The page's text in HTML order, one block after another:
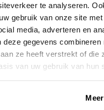
te analyseren.
gebruik van onze site met
media, adverteren en
deze gegevens combineren
ze heeft verstrekt of die
van uw gebruik van hun